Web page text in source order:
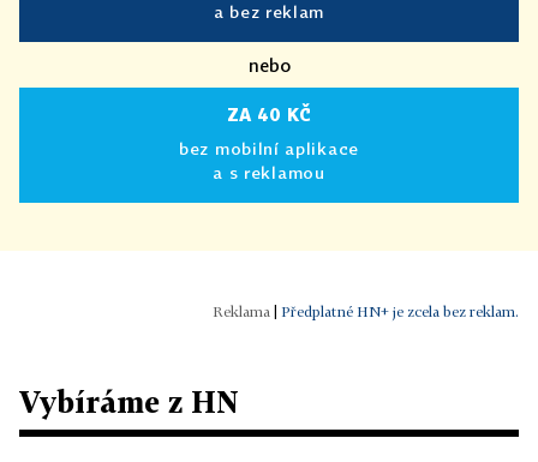
a bez reklam
nebo
ZA 40 KČ
bez mobilní aplikace
a s reklamou
Předplatné HN+ je zcela bez reklam.
Vybíráme z HN